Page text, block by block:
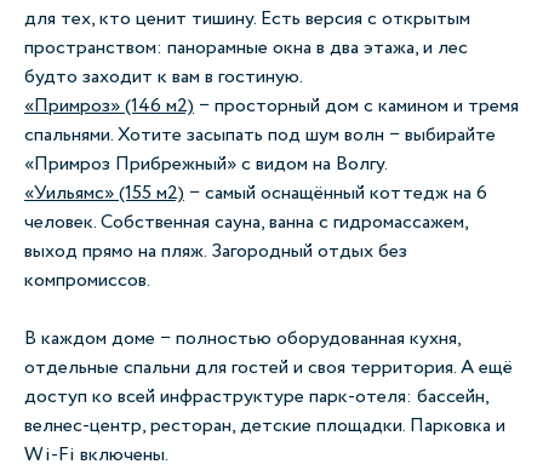
для тех, кто ценит тишину. Есть версия с открытым
пространством: панорамные окна в два этажа, и лес
будто заходит к вам в гостиную.
«Примроз» (146 м2) − просторный дом с камином и тремя
спальнями. Хотите засыпать под шум волн − выбирайте
«Примроз Прибрежный» с видом на Волгу.
«Уильямс» (155 м2) − самый оснащённый коттедж на 6
человек. Собственная сауна, ванна с гидромассажем,
выход прямо на пляж. Загородный отдых без
компромиссов.
В каждом доме − полностью оборудованная кухня,
отдельные спальни для гостей и своя территория. А ещё
доступ ко всей инфраструктуре парк-отеля: бассейн,
велнес-центр, ресторан, детские площадки. Парковка и
Wi-Fi включены.